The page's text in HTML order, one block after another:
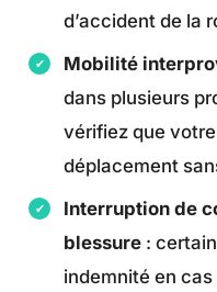
d’accident de la
Mobilité
dans plusieurs
vérifiez que
déplacement
Interruption de
blessure :
indemnité en cas